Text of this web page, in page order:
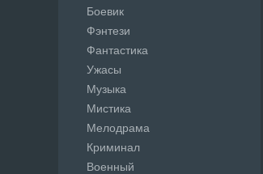
Боевик
Фэнтези
Фантастика
Ужасы
Музыка
Мистика
Мелодрама
Криминал
Военный